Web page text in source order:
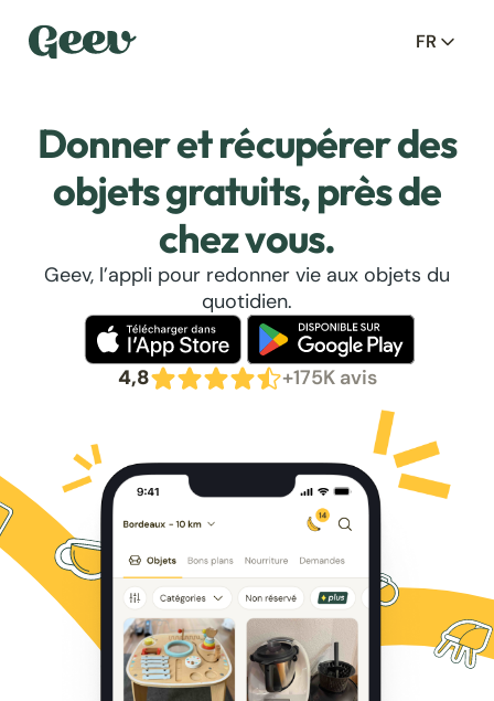
FR
Donner et récupérer des
objets gratuits, près de
chez vous.
Geev, l’appli pour redonner vie aux objets du
quotidien.
4,8 +175K avis